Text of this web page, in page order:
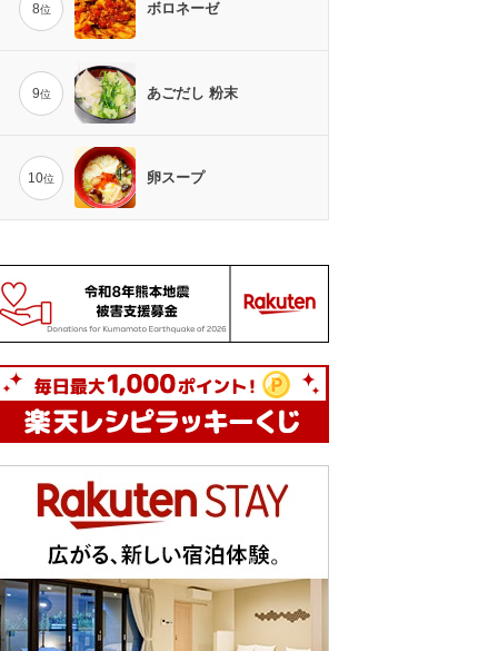
8位 ボロネーゼ
9位 あごだし 粉末
10位 卵スープ